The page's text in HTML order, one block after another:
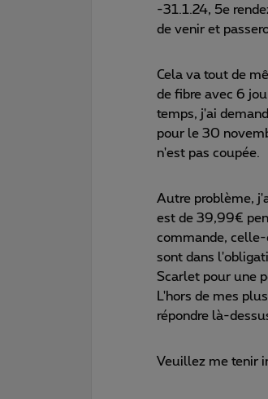
-31.1.24, 5e
de venir et
Cela va tout de
de fibre avec 6
temps, j'ai
pour le 30
n'est pas coupée.
Autre problème,
est de 39,99€
commande,
sont dans
Scarlet pour une
L'hors de mes
répondre là-
Veuillez me tenir